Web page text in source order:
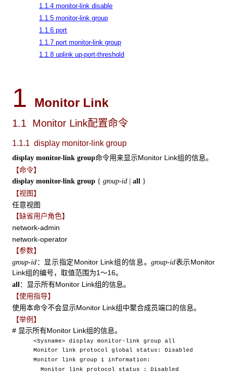
1.1.4 monitor-link disable
1.1.5 monitor-link group
1.1.6 port
1.1.7 port monitor-link group
1.1.8 uplink up-port-threshold
1 Monitor Link
1.1 Monitor Link配置命令
1.1.1 display monitor-link group
display monitor-link group命令用来显示Monitor Link组的信息。
【命令】
display monitor-link group { group-id all }
【视图】
任意视图
【缺省用户角色】
network-admin
network-operator
【参数】
group-id ：显示指定Monitor Link组的信息。group-id表示Monitor
Link组的编号，取值范围为1～16。
all ：显示所有Monitor Link组的信息。
【使用指导】
使用本命令不会显示Monitor Link组中聚合成员端口的信息。
【举例】
# 显示所有Monitor Link组的信息。
<Sysname> display monitor-link group all
Monitor link protocol global status: Disabled
Monitor link group 1 information:
Monitor link protocol status : Disabled